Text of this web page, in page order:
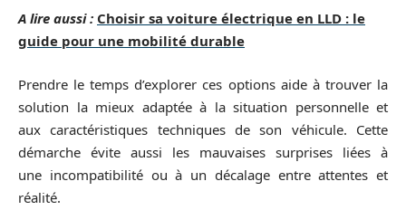
A lire aussi : Choisir sa voiture électrique en LLD : le
guide pour une mobilité durable
Prendre le temps d’explorer ces options aide à trouver la
solution la mieux adaptée à la situation personnelle et
aux caractéristiques techniques de son véhicule. Cette
démarche évite aussi les mauvaises surprises liées à
une incompatibilité ou à un décalage entre attentes et
réalité.